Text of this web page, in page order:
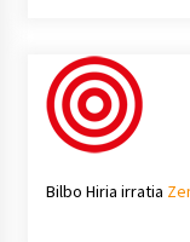
Bilbo Hiria irratia